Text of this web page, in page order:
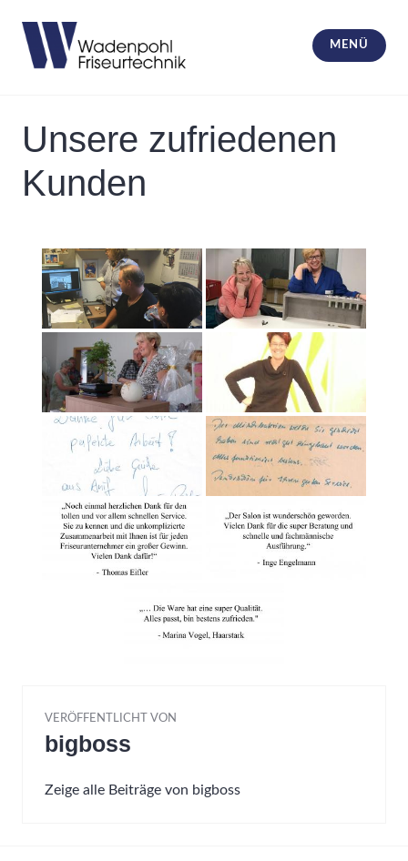
Inhalt
springen
MENÜ
Unsere zufriedenen
Kunden
VERÖFFENTLICHT VON
bigboss
Zeige alle Beiträge von bigboss